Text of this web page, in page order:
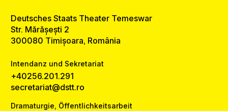
Deutsches Staats Theater Temeswar
Str. Mărășești 2
300080 Timișoara, România
Intendanz und Sekretariat
+40256.201.291
secretariat@dstt.ro
Dramaturgie, Öffentlichkeitsarbeit